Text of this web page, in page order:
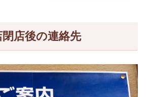
店後の連絡先